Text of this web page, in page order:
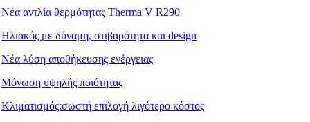
Νέα αντλία θερμότητας Therma V R290
Ηλιακός με δύναμη, στιβαρότητα και design
Νέα λύση αποθήκευσης ενέργειας
Μόνωση υψηλής ποιότητας
Κλιματισμός:σωστή επιλογή λιγότερο κόστος